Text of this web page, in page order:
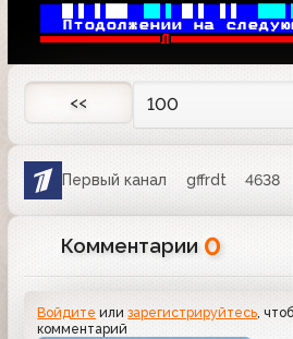
Птодолжении на
<< 100
Первый канал gffrdt 4638
Комментарии 0
Войдите илизарегистрируйтесь,
комментарий